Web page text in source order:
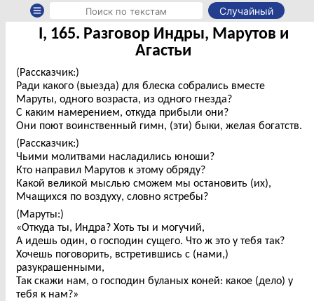
Случайный
I, 165. Разговор Индры, Марутов и
Агастьи
(Рассказчик:)
Ради какого (выезда) для блеска собрались вместе
Маруты, одного возраста, из одного гнезда?
С каким намерением, откуда прибыли они?
Они поют воинственный гимн, (эти) быки, желая богатств.
(Рассказчик:)
Чьими молитвами насладились юноши?
Кто направил Марутов к этому обряду?
Какой великой мыслью сможем мы остановить (их),
Мчащихся по воздуху, словно ястребы?
(Маруты:)
«Откуда ты, Индра? Хоть ты и могучий,
А идешь один, о господин сущего. Что ж это у тебя так?
Хочешь поговорить, встретившись с (нами,)
разукрашенными,
Так скажи нам, о господин буланых коней: какое (дело) у
тебя к нам?»